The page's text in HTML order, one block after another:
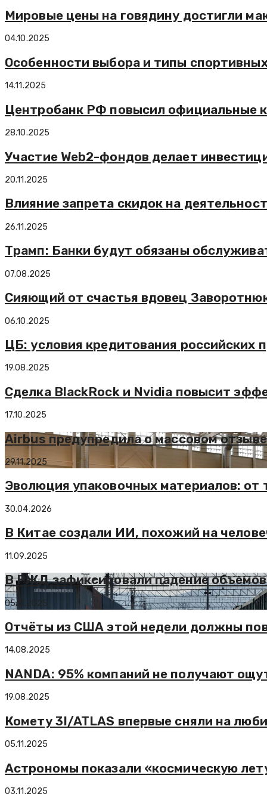
Мировые цены на говядину достигли
04.10.2025
Особенности выбора и типы
14.11.2025
Центробанк РФ повысил официальные
28.10.2025
Участие Web2-фондов делает
20.11.2025
Влияние запрета скидок на
26.11.2025
Трамп: Банки будут обязаны
07.08.2025
Сияющий от счастья вдовец
06.10.2025
ЦБ: условия кредитования российских
19.08.2025
Сделка BlackRock и Nvidia повысит
17.10.2025
Airbus предупредила о массовом
29.11.2025
Эволюция упаковочных материалов:
30.04.2026
В Китае создали ИИ, похожий на
11.09.2025
В РЖД зафиксировали падение объемов
05.11.2025
Отчёты из США этой недели должны
14.08.2025
NANDA: 95% компаний не получают
19.08.2025
Комету 3I/ATLAS впервые сняли на
05.11.2025
Астрономы показали «космическую
03.11.2025